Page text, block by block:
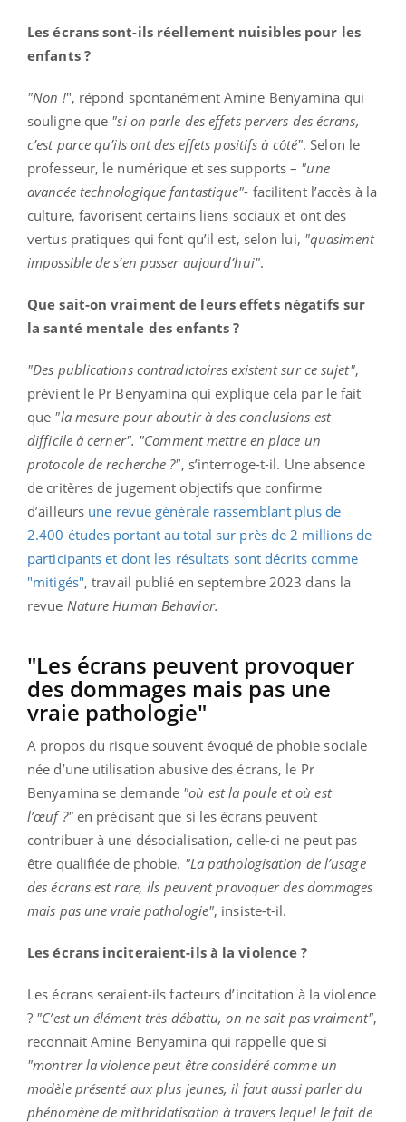
Les écrans sont-ils réellement nuisibles pour les
enfants ?
"Non !", répond spontanément Amine Benyamina qui
souligne que "si on parle des effets pervers des écrans,
c’est parce qu’ils ont des effets positifs à côté". Selon le
professeur, le numérique et ses supports – "une
avancée technologique fantastique"- facilitent l’accès à la
culture, favorisent certains liens sociaux et ont des
vertus pratiques qui font qu’il est, selon lui, "quasiment
impossible de s’en passer aujourd’hui".
Que sait-on vraiment de leurs effets négatifs sur
la santé mentale des enfants ?
"Des publications contradictoires existent sur ce sujet",
prévient le Pr Benyamina qui explique cela par le fait
que "la mesure pour aboutir à des conclusions est
difficile à cerner". "Comment mettre en place un
protocole de recherche ?", s’interroge-t-il. Une absence
de critères de jugement objectifs que confirme
d’ailleurs une revue générale rassemblant plus de
2.400 études portant au total sur près de 2 millions de
participants et dont les résultats sont décrits comme
"mitigés", travail publié en septembre 2023 dans la
revue Nature Human Behavior.
"Les écrans peuvent provoquer
des dommages mais pas une
vraie pathologie"
A propos du risque souvent évoqué de phobie sociale
née d’une utilisation abusive des écrans, le Pr
Benyamina se demande "où est la poule et où est
l’œuf ?"en précisant que si les écrans peuvent
contribuer à une désocialisation, celle-ci ne peut pas
être qualifiée de phobie. "La pathologisation de l’usage
des écrans est rare, ils peuvent provoquer des dommages
mais pas une vraie pathologie", insiste-t-il.
Les écrans inciteraient-ils à la violence ?
Les écrans seraient-ils facteurs d’incitation à la violence
? "C’est un élément très débattu, on ne sait pas vraiment",
reconnait Amine Benyamina qui rappelle que si
"montrer la violence peut être considéré comme un
modèle présenté aux plus jeunes, il faut aussi parler du
phénomène de mithridatisation à travers lequel le fait de